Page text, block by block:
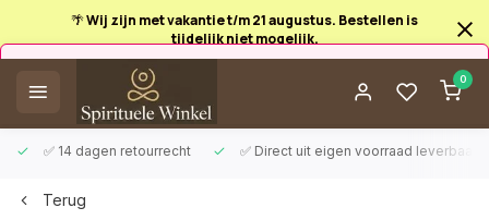
🌴 Wij zijn met vakantie t/m 21 augustus. Bestellen is
tijdelijk niet mogelijk.
0
✅ 14 dagen retourrecht ✅ Direct uit eigen voorraad leverbaar
Afrekenen is uitgeschakeld.
Terug